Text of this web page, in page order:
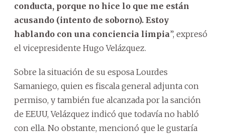
conducta, porque no hice lo que me están
acusando (intento de soborno). Estoy
hablando con una conciencia limpia”, expresó
el vicepresidente Hugo Velázquez.
Sobre la situación de su esposa Lourdes
Samaniego, quien es fiscala general adjunta con
permiso, y también fue alcanzada por la sanción
de EEUU, Velázquez indicó que todavía no habló
con ella. No obstante, mencionó que le gustaría